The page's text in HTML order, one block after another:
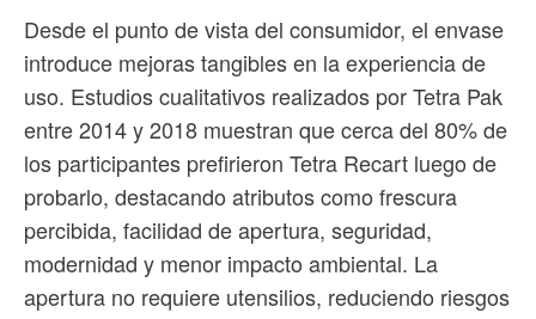
Desde el punto de vista del consumidor, el envase
introduce mejoras tangibles en la experiencia de
uso. Estudios cualitativos realizados por Tetra Pak
entre 2014 y 2018 muestran que cerca del 80% de
los participantes prefirieron Tetra Recart luego de
probarlo, destacando atributos como frescura
percibida, facilidad de apertura, seguridad,
modernidad y menor impacto ambiental. La
apertura no requiere utensilios, reduciendo riesgos